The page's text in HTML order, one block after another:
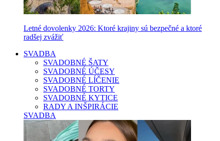
Letné dovolenky 2026: Ktoré krajiny sú bezpečné a ktoré
radšej zvážiť
SVADBA
SVADOBNÉ ŠATY
SVADOBNÉ ÚČESY
SVADOBNÉ LÍČENIE
SVADOBNÉ TORTY
SVADOBNÉ KYTICE
RADY A INŠPIRÁCIE
SVADBA